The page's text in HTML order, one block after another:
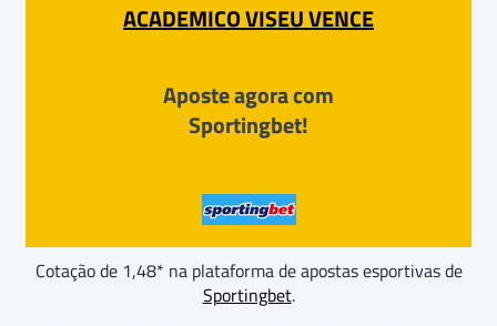
ACADEMICO VISEU VENCE
Aposte agora com
Sportingbet!
Cotação de 1,48* na plataforma de apostas esportivas de
Sportingbet.